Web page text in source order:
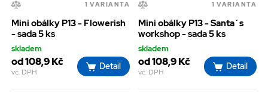
1 VARIANTA
Mini obálky P13 - Flowerish
- sada 5 ks
skladem
od 108,9 Kč
vč. DPH
Detail
1 VARIANTA
Mini obálky P13 - Santa´s
workshop - sada 5 ks
skladem
od 108,9 Kč
vč. DPH
Detail